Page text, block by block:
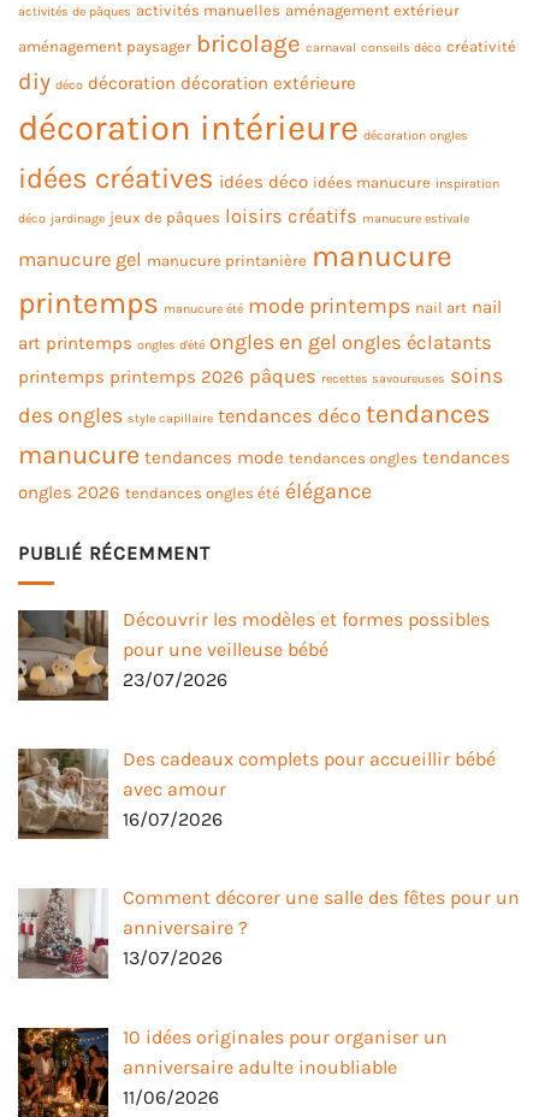
activités de pâques activités manuelles aménagement extérieur
aménagement paysager bricolage carnaval conseils déco créativité
diy déco décoration décoration extérieure
décoration intérieure décoration ongles
idées créatives idées déco idées manucure inspiration
déco jardinage jeux de pâques loisirs créatifs manucure estivale
manucure gel manucure printanière manucure
printemps manucure été mode printemps nail art nail
art printemps ongles d'été ongles en gel ongles éclatants
printemps printemps 2026 pâques recettes savoureuses soins
des ongles style capillaire tendances déco tendances
manucure tendances mode tendances ongles tendances
ongles 2026 tendances ongles été élégance
PUBLIÉ RÉCEMMENT
Découvrir les modèles et formes possibles
pour une veilleuse bébé
23/07/2026
Des cadeaux complets pour accueillir bébé
avec amour
16/07/2026
Comment décorer une salle des fêtes pour un
anniversaire ?
13/07/2026
10 idées originales pour organiser un
anniversaire adulte inoubliable
11/06/2026